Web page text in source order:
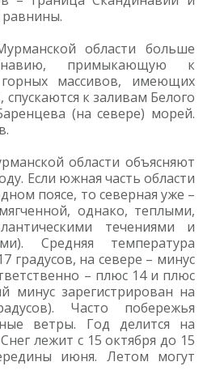
области больше
примыкающую к
массивов, имеющих
к заливам Белого
(на севере) морей.
области объясняют
Если южная часть области
поясе, то северная уже –
однако, теплыми,
течениями и
Средняя температура
градусов, на севере – минус
– плюс 14 и плюс
минус зарегистрирован на
Часто побережья
ветры. Год делится на
лежит с 15 октября до 15
июня. Летом могут